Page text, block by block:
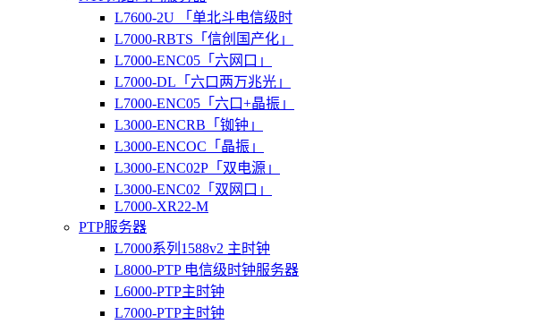
L7600-2U 「单北斗电信级时
L7000-RBTS「信创国产化」
L7000-ENC05「六网口」
L7000-DL「六口两万兆光」
L7000-ENC05「六口+晶振」
L3000-ENCRB「铷钟」
L3000-ENCOC「晶振」
L3000-ENC02P「双电源」
L3000-ENC02「双网口」
L7000-XR22-M
PTP服务器
L7000系列1588v2 主时钟
L8000-PTP 电信级时钟服务器
L6000-PTP主时钟
L7000-PTP主时钟